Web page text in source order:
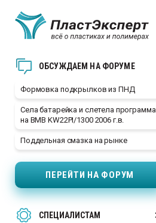
ОБСУЖДАЕМ НА ФОРУМЕ
Формовка подкрылков из ПНД
Села батарейка и слетела программа
на BMB KW22PI/1300 2006 г.в.
Поддельная смазка на рынке
ПЕРЕЙТИ НА ФОРУМ
СПЕЦИАЛИСТАМ